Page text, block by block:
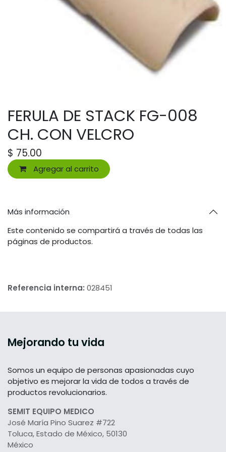
FERULA DE STACK FG-008
CH. CON VELCRO
$ 75.00
Agregar al carrito
Más información
Este contenido se compartirá a través de todas las
páginas de productos.
Referencia interna: 028451
Mejorando tu vida
Somos un equipo de personas apasionadas cuyo
objetivo es mejorar la vida de todos a través de
productos revolucionarios.
SEMIT EQUIPO MEDICO
José María Pino Suarez #722
Toluca, Estado de México, 50130
México